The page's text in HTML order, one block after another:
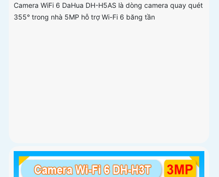
Camera WiFi 6 DaHua DH-H5AS là dòng camera quay quét
355° trong nhà 5MP hỗ trợ Wi-Fi 6 băng tần